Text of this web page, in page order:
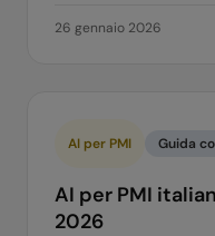
26 gennaio 2026
AI per PMI Guida
AI per PMI
2026